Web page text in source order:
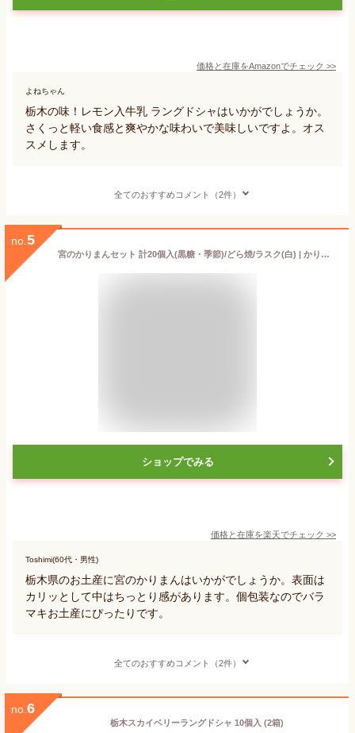
価格と在庫をAmazonでチェック >>
よねちゃん
栃木の味！レモン入牛乳 ラングドシャはいかがでしょうか。
さくっと軽い食感と爽やかな味わいで美味しいですよ。オス
スメします。
全てのおすすめコメント（2件）
no. 5
宮のかりまんセット 計20個入(黒糖・季節)/どら焼/ラスク(白) | かりんとう饅頭 まんじゅう 老舗 和菓子セット 詰め合わせ 秋ギフト ハロウィン お歳暮 2025 御歳暮 冬ギフト クリスマス お返し ギフト プレゼント お祝い お返し 内祝い 結婚内祝い お礼 お土産 お取り寄せ
ショップでみる
価格と在庫を楽天でチェック >>
Toshimi(60代・男性)
栃木県のお土産に宮のかりまんはいかがでしょうか。表面は
カリッとして中はちっとり感があります。個包装なのでバラ
マキお土産にぴったりです。
全てのおすすめコメント（2件）
no. 6
栃木スカイベリーラングドシャ 10個入 (2箱)